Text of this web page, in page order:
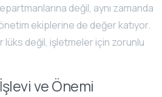
değil, aynı zamanda
ekiplerine de değer katıyor.
lüks değil, işletmeler için zorunlu
ve Önemi